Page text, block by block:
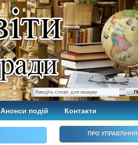
Анонси подій Контакти
ПРО УПРАВЛІННЯ